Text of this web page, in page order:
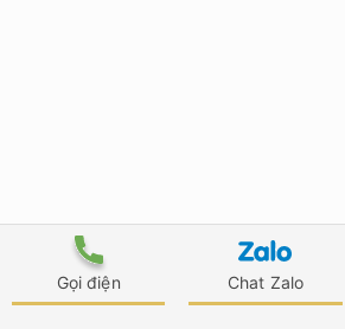
Gọi điện Chat Zalo